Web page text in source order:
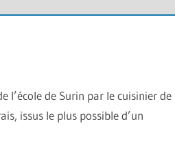
l’école de Surin par le cuisinier
issus le plus possible d’un